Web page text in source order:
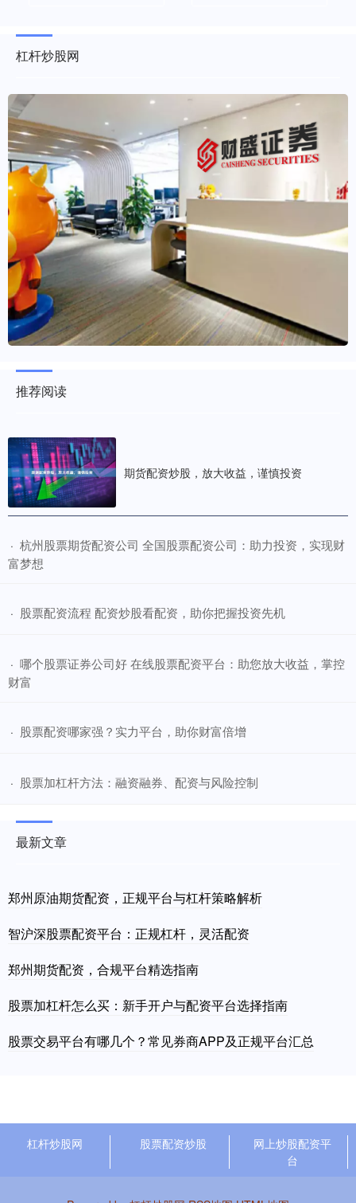
杠杆炒股网
推荐阅读
期货配资炒股，放大收益，谨慎投资
· ​杭州股票期货配资公司 全国股票配资公司：助力投资，实现财
富梦想
· ​股票配资流程 配资炒股看配资，助你把握投资先机
· ​哪个股票证券公司好 在线股票配资平台：助您放大收益，掌控
财富
· ​股票配资哪家强？实力平台，助你财富倍增
· ​股票加杠杆方法：融资融券、配资与风险控制
最新文章
郑州原油期货配资，正规平台与杠杆策略解析
智沪深股票配资平台：正规杠杆，灵活配资
郑州期货配资，合规平台精选指南
股票加杠杆怎么买：新手开户与配资平台选择指南
股票交易平台有哪几个？常见券商APP及正规平台汇总
杠杆炒股网 股票配资炒股
网上炒股配资平
台